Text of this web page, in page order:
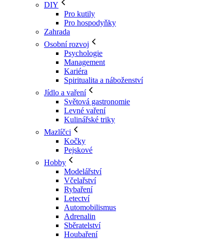
DIY
Pro kutily
Pro hospodyňky
Zahrada
Osobní rozvoj
Psychologie
Management
Kariéra
Spiritualita a náboženství
Jídlo a vaření
Světová gastronomie
Levné vaření
Kulinářské triky
Mazlíčci
Kočky
Pejskové
Hobby
Modelářství
Včelařství
Rybaření
Letectví
Automobilismus
Adrenalin
Sběratelství
Houbaření